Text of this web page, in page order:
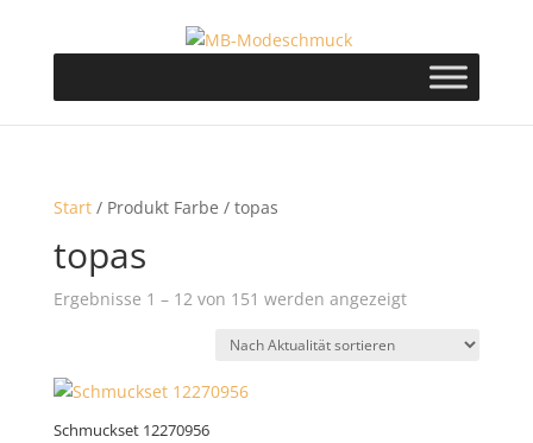
Start/ Produkt Farbe / topas
topas
Ergebnisse 1 – 12 von 151 werden angezeigtNach
Schmuckset 12270956